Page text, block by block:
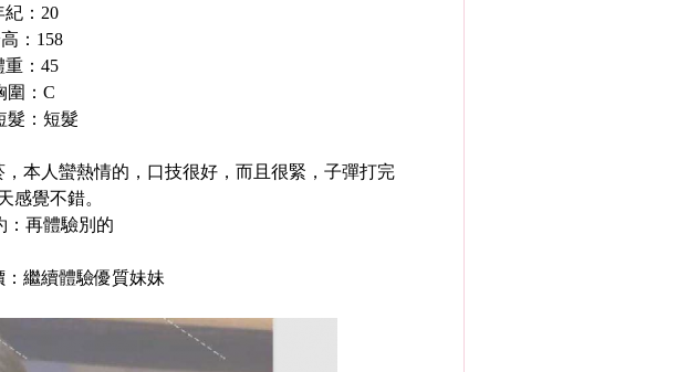
紀：20
：158
重：45
圍：C
髮：短髮
本人蠻熱情的，口技很好，而且很緊，子彈打完
感覺不錯。
：再體驗別的
繼續體驗優質妹妹